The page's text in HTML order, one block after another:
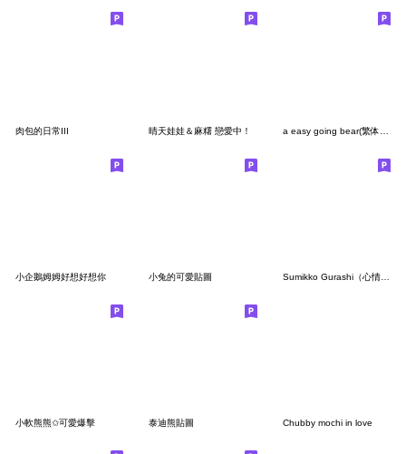
肉包的日常III 晴天娃娃＆麻糬 戀愛中！
小企鵝姆姆好想好想你 小兔的可愛貼圖 Sumikko Gurashi（心情多變篇）
小軟熊熊✩可愛爆擊 泰迪熊貼圖 Chubby mochi in love